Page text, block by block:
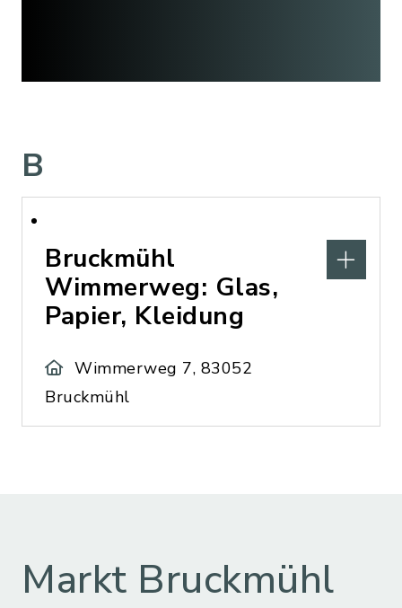
B
Bruckmühl
Wimmerweg: Glas,
Papier, Kleidung
Wimmerweg 7, 83052
Bruckmühl
Markt Bruckmühl